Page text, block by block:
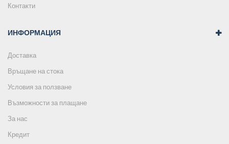
Контакти
ИНФОРМАЦИЯ
Доставка
Връщане на стока
Условия за ползване
Възможности за плащане
За нас
Кредит